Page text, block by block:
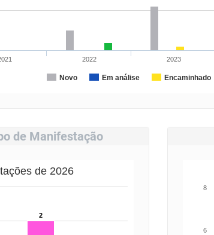
Novo Em análise Encaminhado
2022 2023
de Manifestação
de 2026
2
6
8